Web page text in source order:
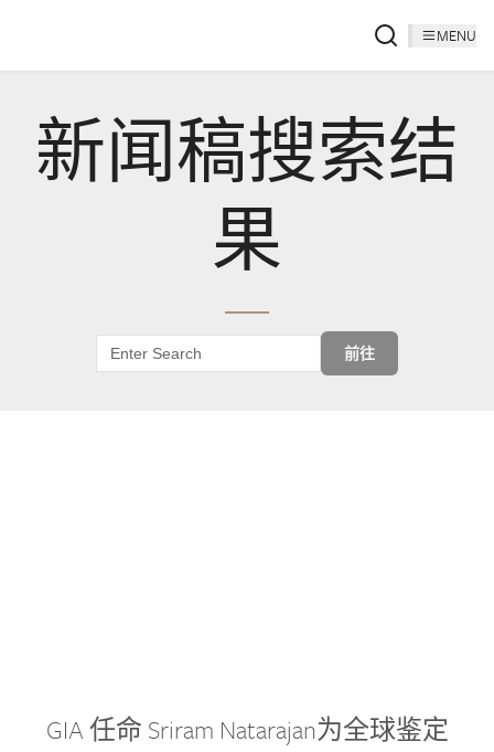
MENU
新闻稿搜索结
果
前往
GIA 任命 Sriram Natarajan为全球鉴定